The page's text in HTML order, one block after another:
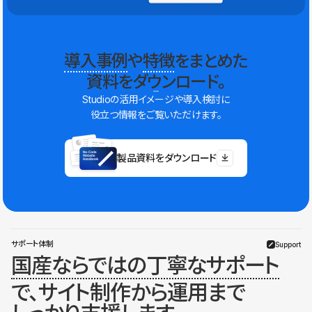
導入事例や特徴をまとめた
資料をダウンロード。
Studioの活用イメージや導入検討に
役立つ情報をご覧いただけます。
製品資料をダウンロード
サポート体制 Support
国産ならではの丁寧なサポート
で、サイト制作から運用まで